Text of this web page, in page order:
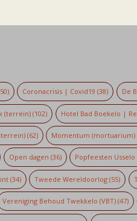
Coronacrisis | Covid19 (38) De
(terrein) (102) Hotel Bad Boekelo |
(62) Momentum (mortuarium)
Open dagen (36) Popfeesten
(34) Tweede Wereldoorlog (55)
Vereniging Behoud Twekkelo (VBT) (47)